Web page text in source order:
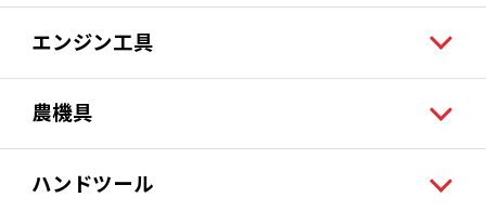
エンジン工具
農機具
ハンドツール